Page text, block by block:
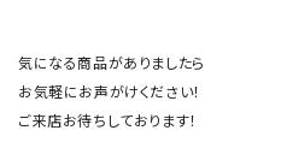
気になる商品がありましたら
お気軽にお声がけください！
ご来店お待ちしております！